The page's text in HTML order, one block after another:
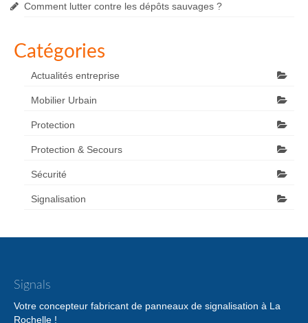
Comment lutter contre les dépôts sauvages ?
Catégories
Actualités entreprise
Mobilier Urbain
Protection
Protection & Secours
Sécurité
Signalisation
Signals
Votre concepteur fabricant de panneaux de signalisation à La
Rochelle !